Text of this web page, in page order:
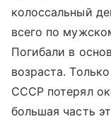
колоссальный
всего по
Погибали в
возраста.
СССР потерял
большая часть